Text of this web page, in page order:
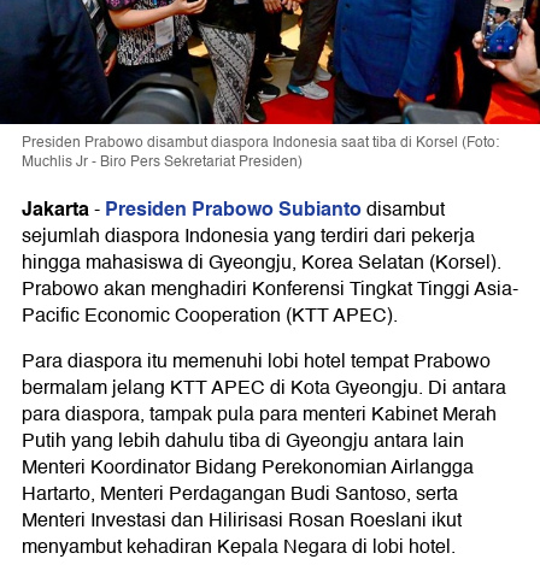
Presiden Prabowo disambut diaspora Indonesia saat tiba di Korsel (Foto:
Muchlis Jr - Biro Pers Sekretariat Presiden)
Jakarta-Presiden Prabowo Subiantodisambut
sejumlah diaspora Indonesia yang terdiri dari pekerja
hingga mahasiswa di Gyeongju, Korea Selatan (Korsel).
Prabowo akan menghadiri Konferensi Tingkat Tinggi Asia-
Pacific Economic Cooperation (KTT APEC).
Para diaspora itu memenuhi lobi hotel tempat Prabowo
bermalam jelang KTT APEC di Kota Gyeongju. Di antara
para diaspora, tampak pula para menteri Kabinet Merah
Putih yang lebih dahulu tiba di Gyeongju antara lain
Menteri Koordinator Bidang Perekonomian Airlangga
Hartarto, Menteri Perdagangan Budi Santoso, serta
Menteri Investasi dan Hilirisasi Rosan Roeslani ikut
menyambut kehadiran Kepala Negara di lobi hotel.